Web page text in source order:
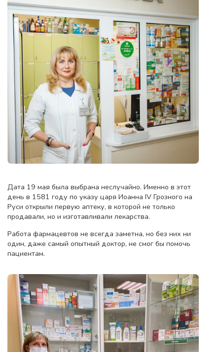
Дата 19 мая была выбрана неслучайно. Именно в этот
день в 1581 году по указу царя Иоанна IV Грозного на
Руси открыли первую аптеку, в которой не только
продавали, но и изготавливали лекарства.
Работа фармацевтов не всегда заметна, но без них ни
один, даже самый опытный доктор‍, не смог бы помочь
пациентам.